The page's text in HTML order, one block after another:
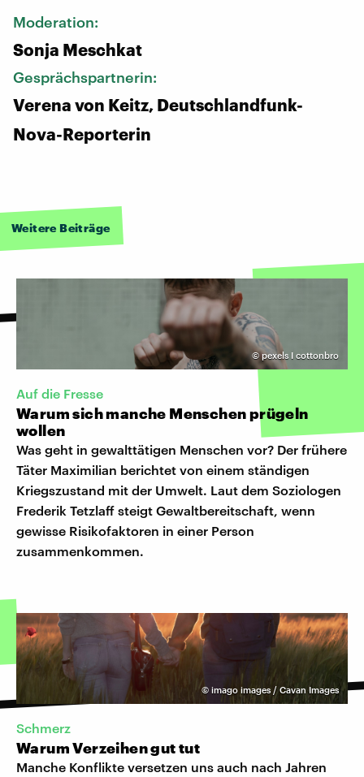
Moderation:
Sonja Meschkat
Gesprächspartnerin:
Verena von Keitz, Deutschlandfunk-
Nova-Reporterin
Weitere Beiträge
©pexels I cottonbro
Auf die Fresse
Warum sich manche Menschen prügeln
wollen
Was geht in gewalttätigen Menschen vor? Der frühere
Täter Maximilian berichtet von einem ständigen
Kriegszustand mit der Umwelt. Laut dem Soziologen
Frederik Tetzlaff steigt Gewaltbereitschaft, wenn
gewisse Risikofaktoren in einer Person
zusammenkommen.
© imago images / Cavan Images
Schmerz
Warum Verzeihen gut tut
Manche Konflikte versetzen uns auch nach Jahren